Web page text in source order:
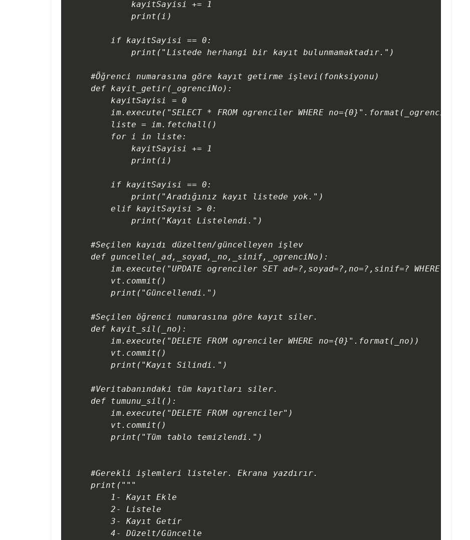
        kayitSayisi += 1
        print(i)
    if kayitSayisi == 0:
        print("Listede herhangi bir kayıt bulunmamaktadır.")
#Öğrenci numarasına göre kayıt getirme işlevi(fonksiyonu)
def kayit_getir(_ogrenciNo):
    kayitSayisi = 0
    im.execute("SELECT * FROM ogrenciler WHERE no={0}".format(_ogrenciNo))
    liste = im.fetchall()
    for i in liste:
        kayitSayisi += 1
        print(i)
    if kayitSayisi == 0:
        print("Aradığınız kayıt listede yok.")
    elif kayitSayisi > 0:
        print("Kayıt Listelendi.")
#Seçilen kayıdı düzelten/güncelleyen işlev
def guncelle(_ad,_soyad,_no,_sinif,_ogrenciNo):
im.execute("UPDATE ogrenciler SET ad=?,soyad=?,no=?,sinif=? WHERE
    vt.commit()
    print("Güncellendi.")
#Seçilen öğrenci numarasına göre kayıt siler.
def kayit_sil(_no):
    im.execute("DELETE FROM ogrenciler WHERE no={0}".format(_no))
    vt.commit()
    print("Kayıt Silindi.")
#Veritabanındaki tüm kayıtları siler.
def tumunu_sil():
    im.execute("DELETE FROM ogrenciler")
    vt.commit()
    print("Tüm tablo temizlendi.")
#Gerekli işlemleri listeler. Ekrana yazdırır.
print("""
    1- Kayıt Ekle
    2- Listele
    3- Kayıt Getir
    4- Düzelt/Güncelle